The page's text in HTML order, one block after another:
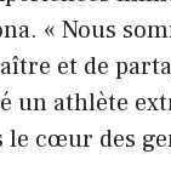
« Nous
et de
un athlète
le cœur des